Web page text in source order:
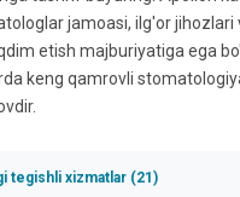
jamoasi, ilg'or jihozlari
etish majburiyatiga ega
keng qamrovli
tegishli xizmatlar (21)